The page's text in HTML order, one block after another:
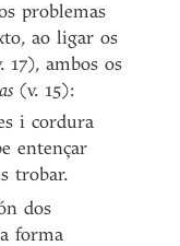
problemas
ao ligar os
17), ambos os
(v. 15):
i cordura
entençar
trobar.
dos
forma